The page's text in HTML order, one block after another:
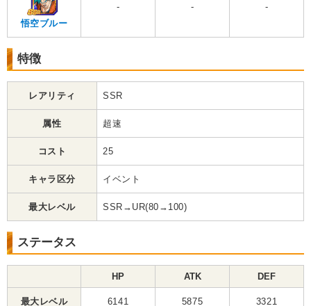
悟空ブルー
- - -
特徴
レアリティ SSR
属性 超速
コスト 25
キャラ区分 イベント
最大レベル SSR→UR(80→100)
ステータス
HP ATK DEF
最大レベル 6141 5875 3321